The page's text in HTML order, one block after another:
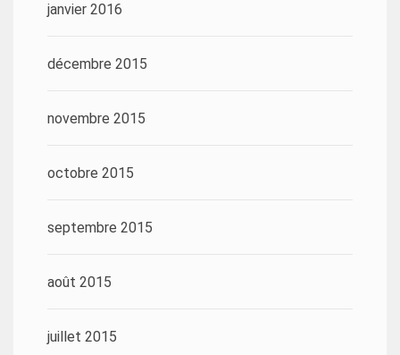
janvier 2016
décembre 2015
novembre 2015
octobre 2015
septembre 2015
août 2015
juillet 2015